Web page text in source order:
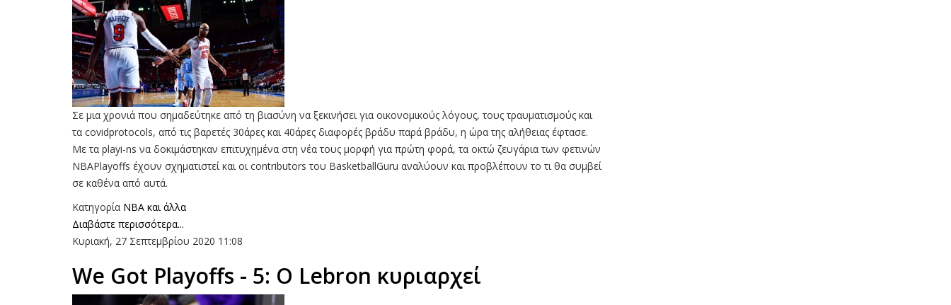
Σε μια χρονιά που σημαδεύτηκε από τη βιασύνη να ξεκινήσει για οικονομικούς λόγους, τους τραυματισμούς και
τα covidprotocols, από τις βαρετές 30άρες και 40άρες διαφορές βράδυ παρά βράδυ, η ώρα της αλήθειας έφτασε.
Με τα playi-ns να δοκιμάστηκαν επιτυχημένα στη νέα τους μορφή για πρώτη φορά, τα οκτώ ζευγάρια των φετινών
NBAPlayoffs έχουν σχηματιστεί και οι contributors του BasketballGuru αναλύουν και προβλέπουν το τι θα συμβεί
σε καθένα από αυτά.
Κατηγορία NBA και άλλα
Διαβάστε περισσότερα...
Κυριακή, 27 Σεπτεμβρίου 2020 11:08
We Got Playoffs - 5: Ο Lebron κυριαρχεί